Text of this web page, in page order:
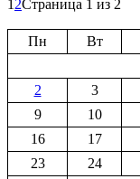
1 2Страница 1 из 2
Пн
Вт
2
3
9
10
16
17
23
24